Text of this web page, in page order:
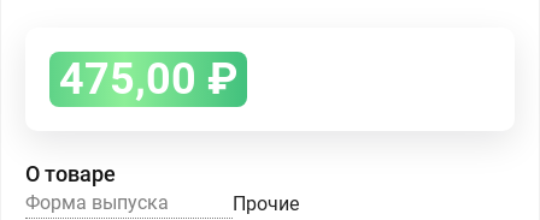
475,00 ₽
О товаре
Форма выпуска
Прочие